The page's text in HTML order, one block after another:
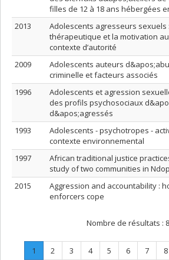
filles de 12 à 18 ans hébergées
2013
Adolescents agresseurs sexuels
thérapeutique et la motivation
contexte d’autorité
2009
Adolescents auteurs
criminelle et facteurs associés
1996
Adolescents et agression
des profils psychosociaux
d&apos;agressés
1993
Adolescents - psychotropes -
contexte environnemental
1997
African traditional justice
study of two communities in
2015
Aggression and accountability :
enforcers cope
Nombre de résultats :
Page
1 Page
2 Page
3 Page
4 Page
5 Page
6 Page
7 8